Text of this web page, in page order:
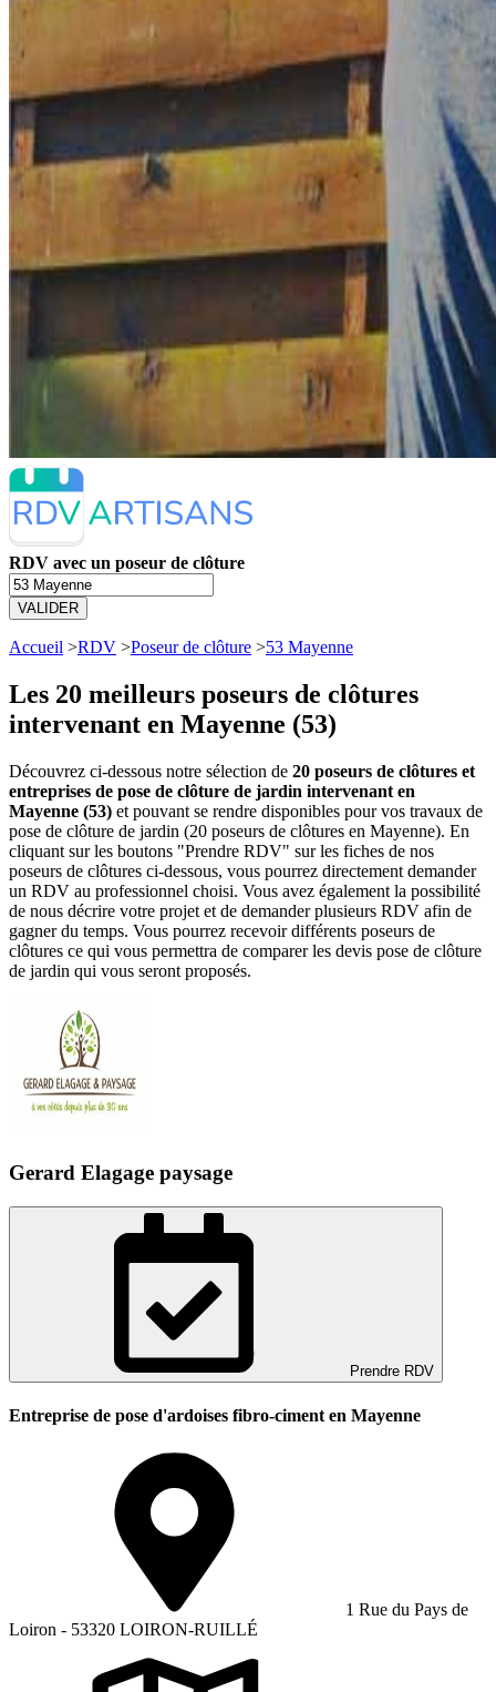
RDV avec un poseur de clôture
VALIDER
Accueil >RDV >Poseur de clôture >53 Mayenne
Les 20 meilleurs poseurs de clôtures
intervenant en Mayenne (53)
Découvrez ci-dessous notre sélection de 20 poseurs de clôtures et
entreprises de pose de clôture de jardin intervenant en
Mayenne (53) et pouvant se rendre disponibles pour vos travaux de
pose de clôture de jardin (20 poseurs de clôtures en Mayenne). En
cliquant sur les boutons "Prendre RDV" sur les fiches de nos
poseurs de clôtures ci-dessous, vous pourrez directement demander
un RDV au professionnel choisi. Vous avez également la possibilité
de nous décrire votre projet et de demander plusieurs RDV afin de
gagner du temps. Vous pourrez recevoir différents poseurs de
clôtures ce qui vous permettra de comparer les devis pose de clôture
de jardin qui vous seront proposés.
Gerard Elagage paysage
Prendre RDV
Entreprise de pose d'ardoises fibro-ciment en Mayenne
1 Rue du Pays de
Loiron - 53320 LOIRON-RUILLÉ